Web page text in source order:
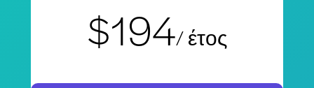
$194/ έτος